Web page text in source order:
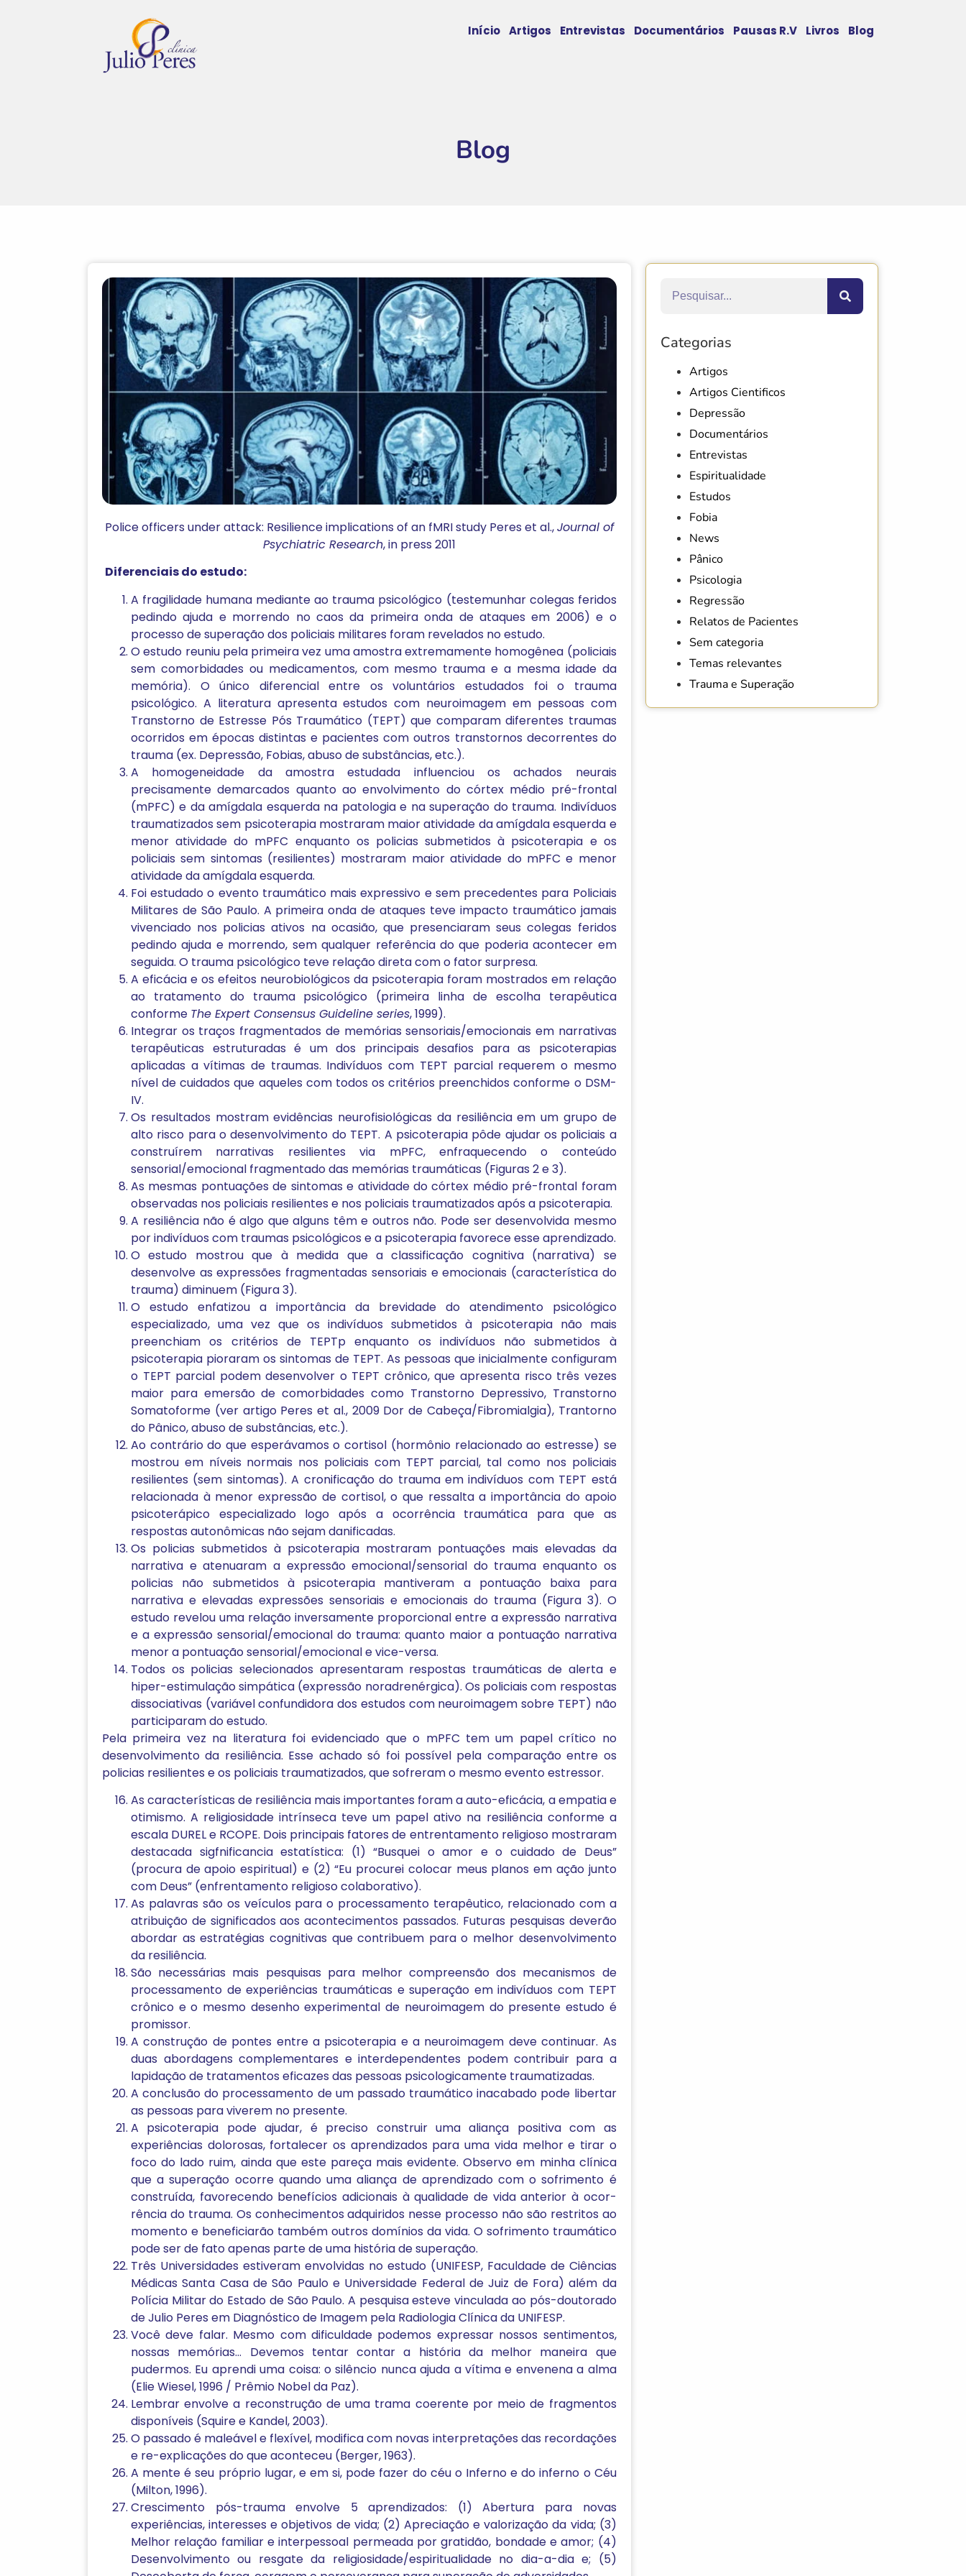
Início Artigos Entrevistas Documentários Pausas R.V Livros Blog
Blog
Police officers under attack: Resilience implications of an fMRI study Peres et al.,Journal of
Psychiatric Research, in press 2011
Diferenciais do estudo:
A fragilidade humana mediante ao trauma psicológico (testemunhar colegas feridos
pedindo ajuda e morrendo no caos da primeira onda de ataques em 2006) e o
processo de superação dos policiais militares foram revelados no estudo.
O estudo reuniu pela primeira vez uma amostra extremamente homogênea (policiais
sem comorbidades ou medicamentos, com mesmo trauma e a mesma idade da
memória). O único diferencial entre os voluntários estudados foi o trauma
psicológico. A literatura apresenta estudos com neuroimagem em pessoas com
Transtorno de Estresse Pós Traumático (TEPT) que comparam diferentes traumas
ocorridos em épocas distintas e pacientes com outros transtornos decorrentes do
trauma (ex. Depressão, Fobias, abuso de substâncias, etc.).
A homogeneidade da amostra estudada influenciou os achados neurais
precisamente demarcados quanto ao envolvimento do córtex médio pré-frontal
(mPFC) e da amígdala esquerda na patologia e na superação do trauma. Indivíduos
traumatizados sem psicoterapia mostraram maior atividade da amígdala esquerda e
menor atividade do mPFC enquanto os policias submetidos à psicoterapia e os
policiais sem sintomas (resilientes) mostraram maior atividade do mPFC e menor
atividade da amígdala esquerda.
Foi estudado o evento traumático mais expressivo e sem precedentes para Policiais
Militares de São Paulo. A primeira onda de ataques teve impacto traumático jamais
vivenciado nos policias ativos na ocasião, que presenciaram seus colegas feridos
pedindo ajuda e morrendo, sem qualquer referência do que poderia acontecer em
seguida. O trauma psicológico teve relação direta com o fator surpresa.
A eficácia e os efeitos neurobiológicos da psicoterapia foram mostrados em relação
ao tratamento do trauma psicológico (primeira linha de escolha terapêutica
conforme The Expert Consensus Guideline series, 1999).
Integrar os traços fragmentados de memórias sensoriais/emocionais em narrativas
terapêuticas estruturadas é um dos principais desafios para as psicoterapias
aplicadas a vítimas de traumas. Indivíduos com TEPT parcial requerem o mesmo
nível de cuidados que aqueles com todos os critérios preenchidos conforme o DSM-
IV.
Os resultados mostram evidências neurofisiológicas da resiliência em um grupo de
alto risco para o desenvolvimento do TEPT. A psicoterapia pôde ajudar os policiais a
construírem narrativas resilientes via mPFC, enfraquecendo o conteúdo
sensorial/emocional fragmentado das memórias traumáticas (Figuras 2 e 3).
As mesmas pontuações de sintomas e atividade do córtex médio pré-frontal foram
observadas nos policiais resilientes e nos policiais traumatizados após a psicoterapia.
A resiliência não é algo que alguns têm e outros não. Pode ser desenvolvida mesmo
por indivíduos com traumas psicológicos e a psicoterapia favorece esse aprendizado.
O estudo mostrou que à medida que a classificação cognitiva (narrativa) se
desenvolve as expressões fragmentadas sensoriais e emocionais (característica do
trauma) diminuem (Figura 3).
O estudo enfatizou a importância da brevidade do atendimento psicológico
especializado, uma vez que os indivíduos submetidos à psicoterapia não mais
preenchiam os critérios de TEPTp enquanto os indivíduos não submetidos à
psicoterapia pioraram os sintomas de TEPT. As pessoas que inicialmente configuram
o TEPT parcial podem desenvolver o TEPT crônico, que apresenta risco três vezes
maior para emersão de comorbidades como Transtorno Depressivo, Transtorno
Somatoforme (ver artigo Peres et al., 2009 Dor de Cabeça/Fibromialgia), Trantorno
do Pânico, abuso de substâncias, etc.).
Ao contrário do que esperávamos o cortisol (hormônio relacionado ao estresse) se
mostrou em níveis normais nos policiais com TEPT parcial, tal como nos policiais
resilientes (sem sintomas). A cronificação do trauma em indivíduos com TEPT está
relacionada à menor expressão de cortisol, o que ressalta a importância do apoio
psicoterápico especializado logo após a ocorrência traumática para que as
respostas autonômicas não sejam danificadas.
Os policias submetidos à psicoterapia mostraram pontuações mais elevadas da
narrativa e atenuaram a expressão emocional/sensorial do trauma enquanto os
policias não submetidos à psicoterapia mantiveram a pontuação baixa para
narrativa e elevadas expressões sensoriais e emocionais do trauma (Figura 3). O
estudo revelou uma relação inversamente proporcional entre a expressão narrativa
e a expressão sensorial/emocional do trauma: quanto maior a pontuação narrativa
menor a pontuação sensorial/emocional e vice-versa.
Todos os policias selecionados apresentaram respostas traumáticas de alerta e
hiper-estimulação simpática (expressão noradrenérgica). Os policiais com respostas
dissociativas (variável confundidora dos estudos com neuroimagem sobre TEPT) não
participaram do estudo.
Pela primeira vez na literatura foi evidenciado que o mPFC tem um papel crítico no
desenvolvimento da resiliência. Esse achado só foi possível pela comparação entre os
policias resilientes e os policiais traumatizados, que sofreram o mesmo evento estressor.
As características de resiliência mais importantes foram a auto-eficácia, a empatia e
otimismo. A religiosidade intrínseca teve um papel ativo na resiliência conforme a
escala DUREL e RCOPE. Dois principais fatores de entrentamento religioso mostraram
destacada sigfnificancia estatística: (1) “Busquei o amor e o cuidado de Deus”
(procura de apoio espiritual) e (2) “Eu procurei colocar meus planos em ação junto
com Deus” (enfrentamento religioso colaborativo).
As palavras são os veículos para o processamento terapêutico, relacionado com a
atribuição de significados aos acontecimentos passados. Futuras pesquisas deverão
abordar as estratégias cognitivas que contribuem para o melhor desenvolvimento
da resiliência.
São necessárias mais pesquisas para melhor compreensão dos mecanismos de
processamento de experiências traumáticas e superação em indivíduos com TEPT
crônico e o mesmo desenho experimental de neuroimagem do presente estudo é
promissor.
A construção de pontes entre a psicoterapia e a neuroimagem deve continuar. As
duas abordagens complementares e interdependentes podem contribuir para a
lapidação de tratamentos eficazes das pessoas psicologicamente traumatizadas.
A conclusão do processamento de um passado traumático inacabado pode libertar
as pessoas para viverem no presente.
A psicoterapia pode ajudar, é preciso construir uma aliança positiva com as
experiências dolorosas, fortalecer os aprendizados para uma vida melhor e tirar o
foco do lado ruim, ainda que este pareça mais evidente. Observo em minha clínica
que a superação ocorre quando uma aliança de aprendizado com o sofrimento é
construída, favorecendo benefícios adicionais à qualidade de vida anterior à ocor­
rência do trauma. Os conhecimentos adquiridos nesse processo não são restritos ao
momento e beneficiarão também outros domínios da vida. O sofrimento traumático
pode ser de fato apenas parte de uma história de superação.
Três Universidades estiveram envolvidas no estudo (UNIFESP, Faculdade de Ciências
Médicas Santa Casa de São Paulo e Universidade Federal de Juiz de Fora) além da
Polícia Militar do Estado de São Paulo. A pesquisa esteve vinculada ao pós-doutorado
de Julio Peres em Diagnóstico de Imagem pela Radiologia Clínica da UNIFESP.
Você deve falar. Mesmo com dificuldade podemos expressar nossos sentimentos,
nossas memórias… Devemos tentar contar a história da melhor maneira que
pudermos. Eu aprendi uma coisa: o silêncio nunca ajuda a vítima e envenena a alma
(Elie Wiesel, 1996 / Prêmio Nobel da Paz).
Lembrar envolve a reconstrução de uma trama coerente por meio de fragmentos
disponíveis (Squire e Kandel, 2003).
O passado é maleável e flexível, modifica com novas interpretações das recordações
e re-explicações do que aconteceu (Berger, 1963).
A mente é seu próprio lugar, e em si, pode fazer do céu o Inferno e do inferno o Céu
(Milton, 1996).
Crescimento pós-trauma envolve 5 aprendizados: (1) Abertura para novas
experiências, interesses e objetivos de vida; (2) Apreciação e valorização da vida; (3)
Melhor relação familiar e interpessoal permeada por gratidão, bondade e amor; (4)
Desenvolvimento ou resgate da religiosidade/espiritualidade no dia-a-dia e; (5)
Categorias
Artigos
Artigos Cientificos
Depressão
Documentários
Entrevistas
Espiritualidade
Estudos
Fobia
News
Pânico
Psicologia
Regressão
Relatos de Pacientes
Sem categoria
Temas relevantes
Trauma e Superação